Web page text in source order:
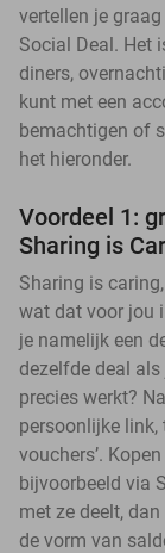
vertellen je
Social Deal. Het
diners,
kunt met een
bemachtigen of
het hieronder.
Voordeel 1:
Sharing is
Sharing is
wat dat voor jou
je namelijk een
dezelfde deal
precies werkt?
persoonlijke link,
vouchers’.
bijvoorbeeld via
met ze deelt,
de vorm van